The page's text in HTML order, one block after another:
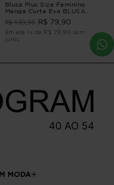
Blusa Plus Size Feminino
Manga Curta Eva BLUSA
MANGA CURTA EVA Azul
G2 - 50
R$ 139,90 R$ 79,90
Em até 1x de R$ 79,90 sem
juros